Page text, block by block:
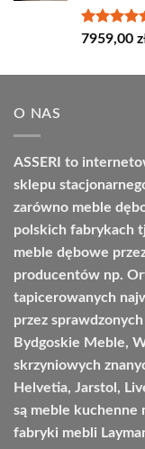
Oceniono
7959,00
O NAS
ASSERI to
sklepu
zarówno meble
polskich fabrykach
meble dębowe
producentów np.
tapicerowanych
przez
Bydgoskie Meble,
skrzyniowych
Helvetia, Jarstol,
są meble kuchenne
fabryki mebli